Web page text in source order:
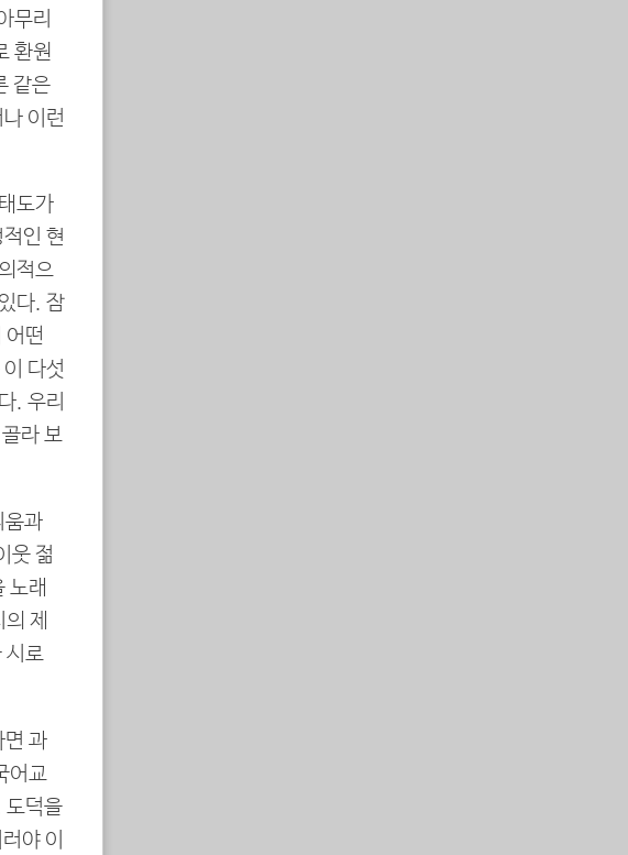
무리
환원
같은
이런
도가
인 현
적으
다. 잠
어떤
다섯
. 우리
라 보
움과
웃 젊
노래
제
시로
면 과
어교
도덕을
야 이